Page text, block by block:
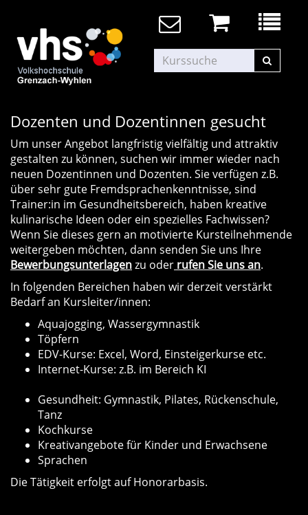
Dozenten und Dozentinnen gesucht
Um unser Angebot langfristig vielfältig und attraktiv
gestalten zu können, suchen wir immer wieder nach
neuen Dozentinnen und Dozenten. Sie verfügen z.B.
über sehr gute Fremdsprachenkenntnisse, sind
Trainer:in im Gesundheitsbereich, haben kreative
kulinarische Ideen oder ein spezielles Fachwissen?
Wenn Sie dieses gern an motivierte Kursteilnehmende
weitergeben möchten, dann senden Sie uns Ihre
Bewerbungsunterlagenzu oder rufen Sie uns an.
In folgenden Bereichen haben wir derzeit verstärkt
Bedarf an Kursleiter/innen:
Aquajogging, Wassergymnastik
Töpfern
EDV-Kurse: Excel, Word, Einsteigerkurse etc.
Internet-Kurse: z.B. im Bereich KI
Gesundheit: Gymnastik, Pilates, Rückenschule,
Tanz
Kochkurse
Kreativangebote für Kinder und Erwachsene
Sprachen
Die Tätigkeit erfolgt auf Honorarbasis.